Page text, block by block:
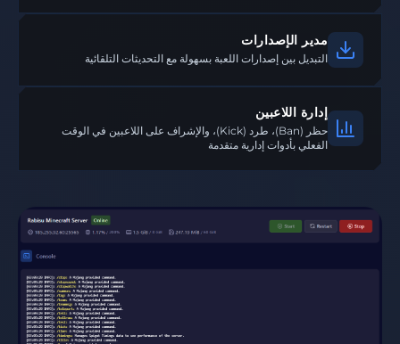
مدير الإصدارات
التبديل بين إصدارات اللعبة بسهولة مع التحديثات التلقائية
إدارة اللاعبين
حظر (Ban)، طرد (Kick)، والإشراف على اللاعبين في الوقت
الفعلي بأدوات إدارية متقدمة